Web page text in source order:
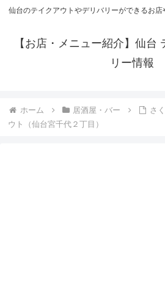
仙台のテイクアウトやデリバリーができるお店
【お店・メニュー紹介】仙台
リー情報
ホーム 居酒屋・バー
さ
ウト（仙台宮千代２丁目）